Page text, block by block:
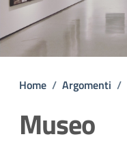
Home / Argomenti /
Museo